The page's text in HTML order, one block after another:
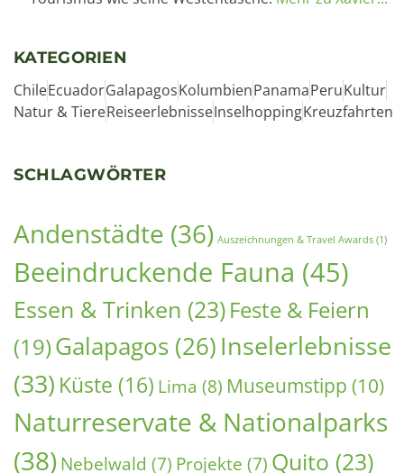
SCHLAGWÖRTER
Andenstädte(36) Auszeichnungen & Travel Awards(1)
Essen & Trinken
(19)Galapagos (26)
(33) Küste(16) Lima(8)Museumstipp
Naturreservate & Nationalparks
(38)Nebelwald(7) Projekte(7) Quito(23)
Regenwald(26)Reisetips(48)
Rezept(9)Tagestour Quito(15)Vulkan(12)
Wandern & Trekking (28) Wasserfall(5)